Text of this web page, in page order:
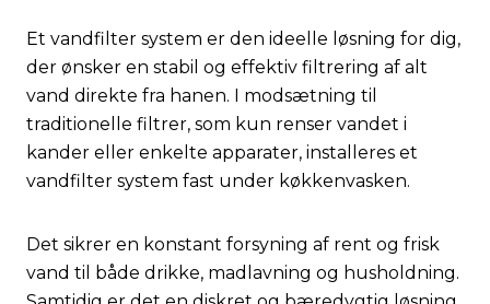
Et vandfilter system er den ideelle løsning for dig,
der ønsker en stabil og effektiv filtrering af alt
vand direkte fra hanen. I modsætning til
traditionelle filtrer, som kun renser vandet i
kander eller enkelte apparater, installeres et
vandfilter system fast under køkkenvasken.
Det sikrer en konstant forsyning af rent og frisk
vand til både drikke, madlavning og husholdning.